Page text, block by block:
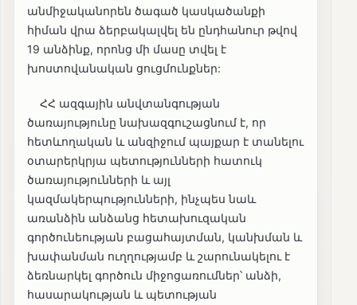
անմիջականորեն ծագած կասկածանքի
հիման վրա ձերբակալվել են ընդհանուր թվով
19 անձինք, որոնց մի մասը տվել է
խոստովանական ցուցմունքներ:
ՀՀ ազգային անվտանգության
ծառայությունը նախազգուշացնում է, որ
հետևողական և անզիջում պայքար է տանելու
օտարերկրյա պետությունների հատուկ
ծառայությունների և այլ
կազմակերպությունների, ինչպես նաև
առանձին անձանց հետախուզական
գործունեության բացահայտման, կանխման և
խափանման ուղղությամբ և շարունակելու է
ձեռնարկել գործուն միջոցառումներ՝ անձի,
հասարակության և պետության